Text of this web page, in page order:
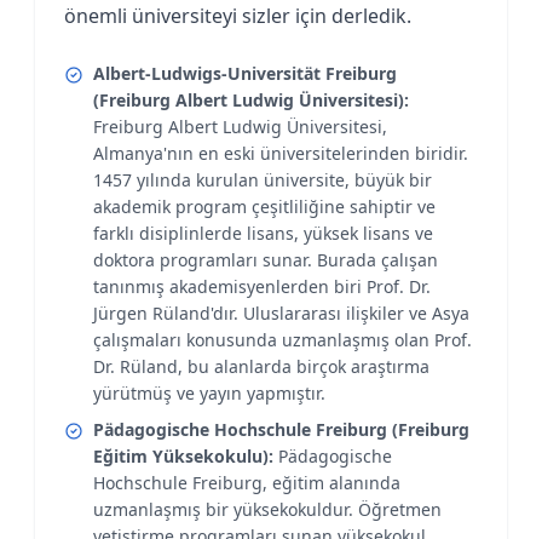
önemli üniversiteyi sizler için derledik.
Albert-Ludwigs-Universität Freiburg
(Freiburg Albert Ludwig Üniversitesi):
Freiburg Albert Ludwig Üniversitesi,
Almanya'nın en eski üniversitelerinden biridir.
1457 yılında kurulan üniversite, büyük bir
akademik program çeşitliliğine sahiptir ve
farklı disiplinlerde lisans, yüksek lisans ve
doktora programları sunar. Burada çalışan
tanınmış akademisyenlerden biri Prof. Dr.
Jürgen Rüland'dır. Uluslararası ilişkiler ve Asya
çalışmaları konusunda uzmanlaşmış olan Prof.
Dr. Rüland, bu alanlarda birçok araştırma
yürütmüş ve yayın yapmıştır.
Pädagogische Hochschule Freiburg (Freiburg
Eğitim Yüksekokulu): Pädagogische
Hochschule Freiburg, eğitim alanında
uzmanlaşmış bir yüksekokuldur. Öğretmen